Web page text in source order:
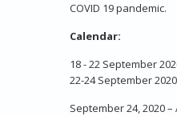
COVID 19 pandemic.
Calendar:
18 - 22 September
22-24 September
September 24, 2020